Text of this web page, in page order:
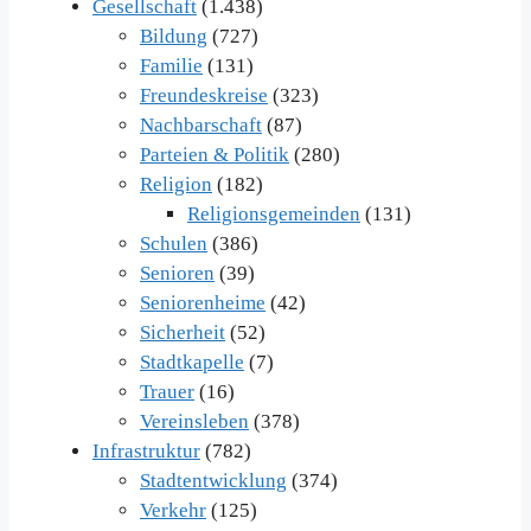
Gesellschaft (1.438)
Bildung (727)
Familie (131)
Freundeskreise (323)
Nachbarschaft (87)
Parteien & Politik (280)
Religion (182)
Religionsgemeinden (131)
Schulen (386)
Senioren (39)
Seniorenheime (42)
Sicherheit (52)
Stadtkapelle (7)
Trauer (16)
Vereinsleben (378)
Infrastruktur (782)
Stadtentwicklung (374)
Verkehr (125)